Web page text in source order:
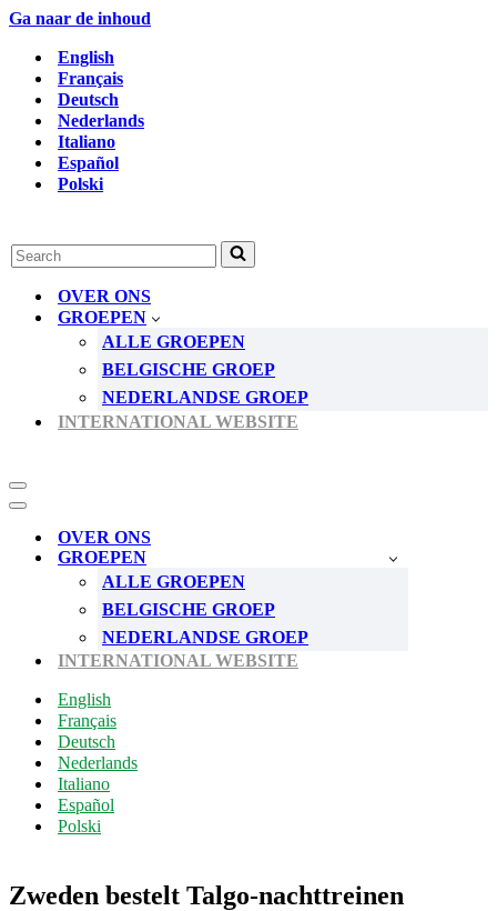
Ga naar de inhoud
English
Français
Deutsch
Nederlands
Italiano
Español
Polski
Zoek
naar...
OVER ONS
GROEPEN
ALLE GROEPEN
BELGISCHE GROEP
NEDERLANDSE GROEP
INTERNATIONAL WEBSITE
Navigatie
Menu
Navigatie
OVER ONS
GROEPEN
ALLE GROEPEN
BELGISCHE GROEP
NEDERLANDSE GROEP
INTERNATIONAL WEBSITE
English
Français
Deutsch
Nederlands
Italiano
Español
Polski
Zweden bestelt Talgo-nachttreinen